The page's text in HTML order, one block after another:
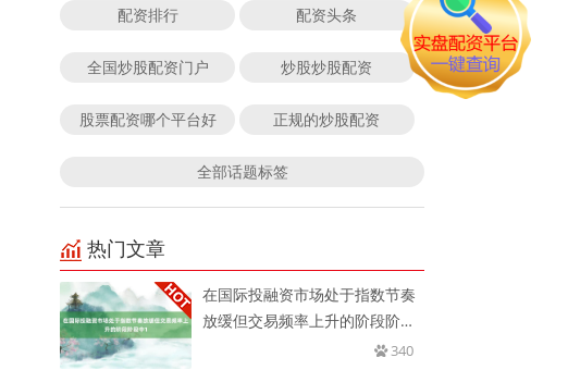
配资排行 配资头条
全国炒股配资门户 炒股炒股配资
股票配资哪个平台好 正规的炒股配资
全部话题标签
热门文章
在国际投融资市场处于指数节奏
放缓但交易频率上升的阶段阶段
340